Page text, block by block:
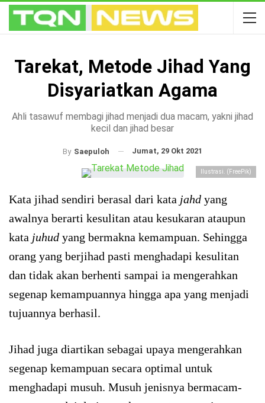
Tarekat, Metode Jihad Yang
Disyariatkan Agama
Ahli tasawuf membagi jihad menjadi dua macam, yakni jihad
kecil dan jihad besar
By Saepuloh Jumat, 29 Okt 2021
Ilustrasi. (FreePik)
Kata jihad sendiri berasal dari kata jahd yang
awalnya berarti kesulitan atau kesukaran ataupun
kata juhud yang bermakna kemampuan. Sehingga
orang yang berjihad pasti menghadapi kesulitan
dan tidak akan berhenti sampai ia mengerahkan
segenap kemampuannya hingga apa yang menjadi
tujuannya berhasil.
Jihad juga diartikan sebagai upaya mengerahkan
segenap kemampuan secara optimal untuk
menghadapi musuh. Musuh jenisnya bermacam-